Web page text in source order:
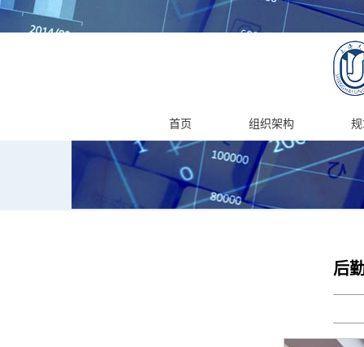
首页 组织架构
后